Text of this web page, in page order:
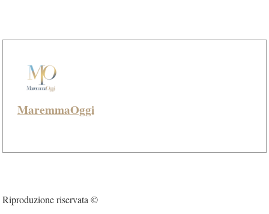
MaremmaOggi
Riproduzione riservata ©